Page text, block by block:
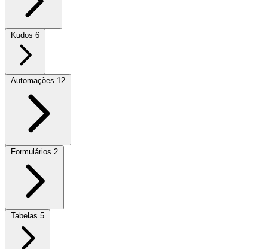
Kudos 6
Automações 12
Formulários 2
Tabelas 5